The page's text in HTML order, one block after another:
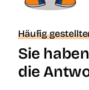
Häufig
Sie
die